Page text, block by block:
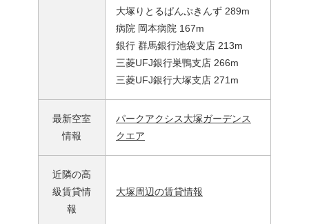
大塚りとるぱんぷきんず 289m
病院 岡本病院 167m
銀行 群馬銀行池袋支店 213m
三菱UFJ銀行巣鴨支店 266m
三菱UFJ銀行大塚支店 271m
最新空室
情報
パークアクシス大塚ガーデンス
クエア
近隣の高
級賃貸情
報
大塚周辺の賃貸情報